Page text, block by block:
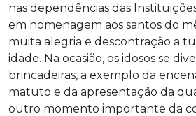
nas dependências das
em homenagem aos santos do
muita alegria e descontração a
idade. Na ocasião, os idosos se
brincadeiras, a exemplo da
matuto e da apresentação da
outro momento importante da